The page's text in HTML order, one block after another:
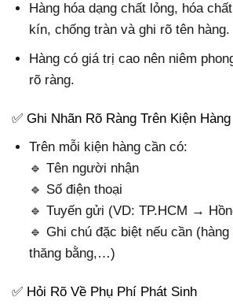
Hàng hóa dạng chất lỏng, hóa
kín, chống tràn và ghi rõ tên hàng.
Hàng có giá trị cao nên niêm
rõ ràng.
✅ Ghi Nhãn Rõ Ràng Trên Kiện Hàng
Trên mỗi kiện hàng cần có:
🔹 Tên người nhận
🔹 Số điện thoại
🔹 Tuyến gửi (VD: TP.HCM →
🔹 Ghi chú đặc biệt nếu cần
thăng bằng,…)
✅ Hỏi Rõ Về Phụ Phí Phát Sinh